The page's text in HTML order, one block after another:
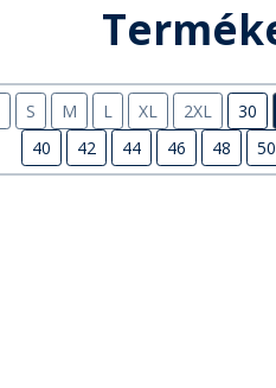
S M L XL 2XL 30
40
42 44 46 48 50